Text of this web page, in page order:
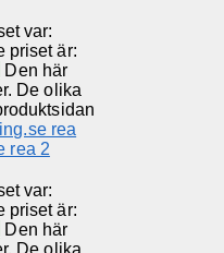
var:
priset är:
Den här
De olika
var:
priset är:
Den här
De olika